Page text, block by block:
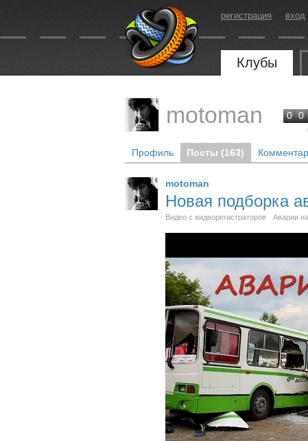
регистрация вход
Клубы
motoman 0 0
Профиль Посты (163)
motoman
Новая подборка
Видео с видеорегистраторов Аварии